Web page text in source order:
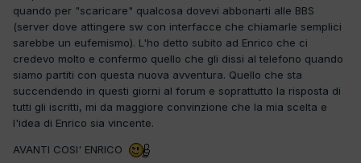
quando per "scaricare" qualcosa dovevi abbonarti alle BBS
(server dove attingere sw con interfacce che chiamarle semplici
sarebbe un eufemismo). L'ho detto subito ad Enrico che ci
credevo molto e confermo quello che gli dissi al telefono quando
siamo partiti con questa nuova avventura. Quello che sta
succendendo in questi giorni al forum e soprattutto la risposta di
tutti gli iscritti, mi da maggiore convinzione che la mia scelta e
l'idea di Enrico sia vincente.
AVANTI COSI' ENRICO